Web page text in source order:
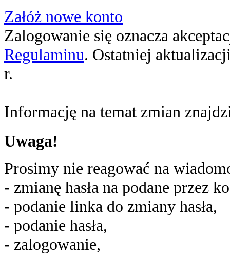
Załóż nowe konto
Zalogowanie się oznacza
Regulaminu. Ostatniej
r.
Informację na temat zmian
Uwaga!
Prosimy nie reagować na
- zmianę hasła na podane przez
- podanie linka do zmiany hasła,
- podanie hasła,
- zalogowanie,